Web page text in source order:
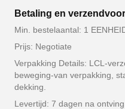
Betaling en
Min. bestelaantal: 1
Prijs: Negotiate
Verpakking Details: LCL-
beweging-van verpakking,
dekking.
Levertijd: 7 dagen na